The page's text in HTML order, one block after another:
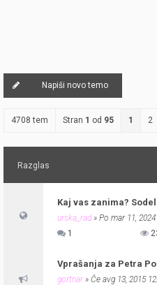
Napiši novo temo
4708 tem Stran 1 od 95 1 2
Razglas
Kaj vas zanima?
urska_rad» Po mar 11,
1
Vprašanja za Petra
gortnar » Če avg 13, 2015